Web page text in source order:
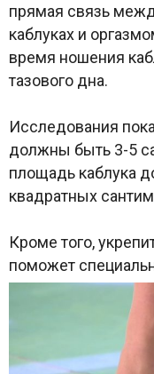
прямая связь
каблуках и
время ношения
тазового дна.
Исследования
должны быть 3-5
площадь каблука
квадратных
Кроме того,
поможет